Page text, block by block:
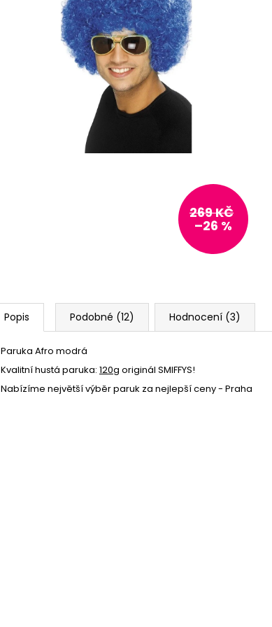
269 KČ
–26 %
Popis Podobné (12) Hodnocení (3)
Paruka Afro modrá
Kvalitní hustá paruka: 120g originál SMIFFYS!
Nabízíme největší výběr paruk za nejlepší ceny - Praha